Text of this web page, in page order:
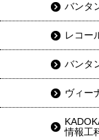
バンタ
レコー
バンタ
ヴィー
情報工